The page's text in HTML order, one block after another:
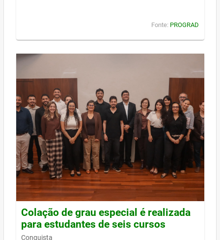
Fonte: PROGRAD
Colação de grau especial é realizada
para estudantes de seis cursos
Conquista